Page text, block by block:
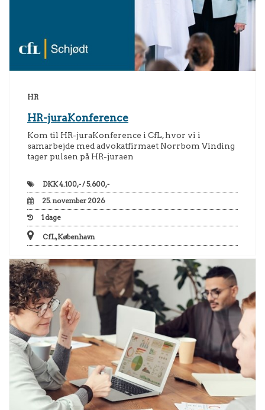
HR
HR-juraKonference
Kom til HR-juraKonference i CfL, hvor vi i
samarbejde med advokatfirmaet Norrbom Vinding
tager pulsen på HR-juraen
DKK4.100,- / 5.600,-
25. november 2026
1dage
CfL, København